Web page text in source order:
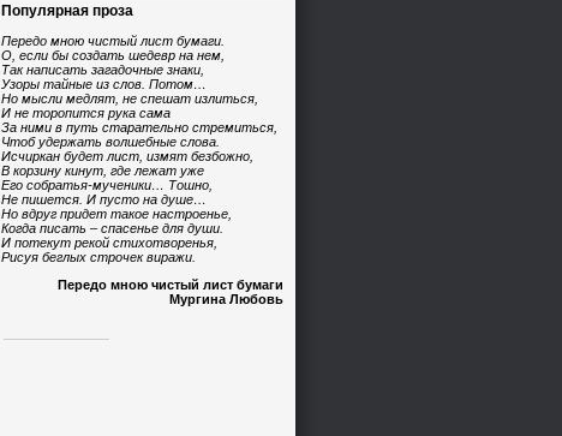
Популярная проза
Передо мною чистый лист бумаги.
О, если бы создать шедевр на нем,
Так написать загадочные знаки,
Узоры тайные из слов. Потом…
Но мысли медлят, не спешат излиться,
И не торопится рука сама
За ними в путь старательно стремиться,
Чтоб удержать волшебные слова.
Исчиркан будет лист, измят безбожно,
В корзину кинут, где лежат уже
Его собратья-мученики… Тошно,
Не пишется. И пусто на душе…
Но вдруг придет такое настроенье,
Когда писать – спасенье для души.
И потекут рекой стихотворенья,
Рисуя беглых строчек виражи.
Передо мною чистый лист бумаги
Мургина Любовь